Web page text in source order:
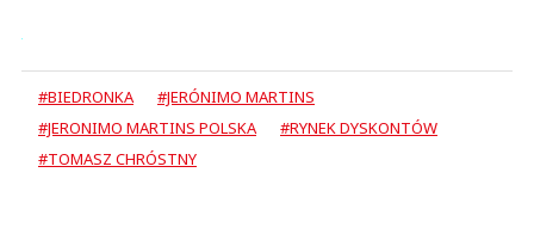
#BIEDRONKA
#JERÓNIMO MARTINS
#JERONIMO MARTINS POLSKA
#RYNEK DYSKONTÓW
#TOMASZ CHRÓSTNY